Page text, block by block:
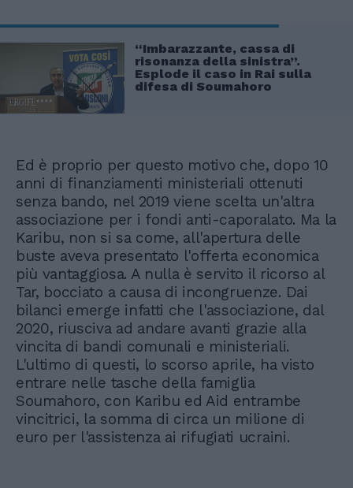
“Imbarazzante, cassa di
risonanza della sinistra”.
Esplode il caso in Rai sulla
difesa di Soumahoro
Ed è proprio per questo motivo che, dopo 10
anni di finanziamenti ministeriali ottenuti
senza bando, nel 2019 viene scelta un'altra
associazione per i fondi anti-caporalato. Ma la
Karibu, non si sa come, all'apertura delle
buste aveva presentato l'offerta economica
più vantaggiosa. A nulla è servito il ricorso al
Tar, bocciato a causa di incongruenze. Dai
bilanci emerge infatti che l'associazione, dal
2020, riusciva ad andare avanti grazie alla
vincita di bandi comunali e ministeriali.
L'ultimo di questi, lo scorso aprile, ha visto
entrare nelle tasche della famiglia
Soumahoro, con Karibu ed Aid entrambe
vincitrici, la somma di circa un milione di
euro per l'assistenza ai rifugiati ucraini.